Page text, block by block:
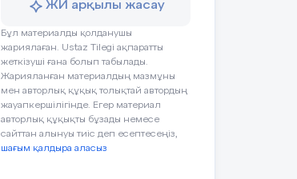
ЖИ арқылы жасау
Бұл материалды қолданушы
жариялаған. Ustaz Tilegi ақпаратты
жеткізуші ғана болып табылады.
Жарияланған материалдың мазмұны
мен авторлық құқық толықтай автордың
жауапкершілігінде. Егер материал
авторлық құқықты бұзады немесе
сайттан алынуы тиіс деп есептесеңіз,
шағым қалдыра аласыз